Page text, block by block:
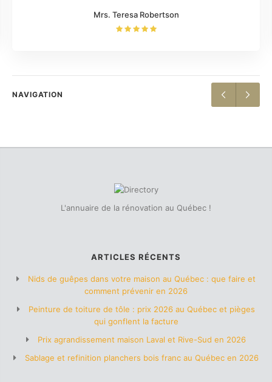
Mrs. Teresa Robertson
NAVIGATION
L'annuaire de la rénovation au Québec !
ARTICLES RÉCENTS
Nids de guêpes dans votre maison au Québec : que faire et
comment prévenir en 2026
Peinture de toiture de tôle : prix 2026 au Québec et pièges
qui gonflent la facture
Prix agrandissement maison Laval et Rive-Sud en 2026
Sablage et refinition planchers bois franc au Québec en 2026